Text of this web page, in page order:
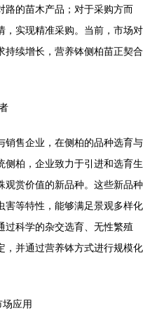
路的苗木产品；对于采购方而
，实现精准采购。当前，市场对
持续增长，营养钵侧柏苗正契合
销售企业，在侧柏的品种选育与
侧柏，企业致力于引进和选育生
观赏价值的新品种。这些新品种
害等特性，能够满足景观多样化
过科学的杂交选育、无性繁殖
，并通过营养钵方式进行规模化
应用